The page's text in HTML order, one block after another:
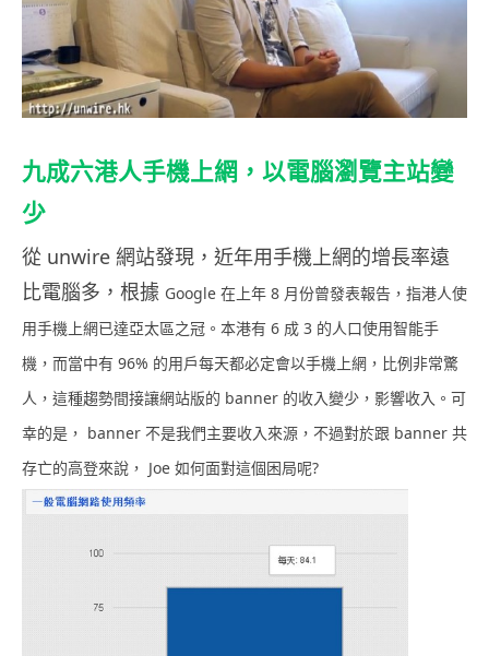
九成六港人手機上網，以電腦瀏覽主站變
少
從 unwire 網站發現，近年用手機上網的增長率遠
比電腦多，根據 Google 在上年 8 月份曾發表報告，指港人使
用手機上網已達亞太區之冠。本港有 6 成 3 的人口使用智能手
機，而當中有 96% 的用戶每天都必定會以手機上網，比例非常驚
人，這種趨勢間接讓網站版的 banner 的收入變少，影響收入。可
幸的是， banner 不是我們主要收入來源，不過對於跟 banner 共
存亡的高登來說， Joe 如何面對這個困局呢?